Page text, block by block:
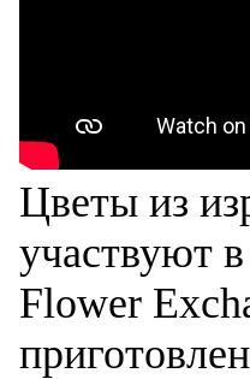
Цветы из
участвуют
Flower